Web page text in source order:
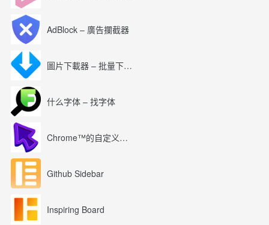
AdBlock – 廣告攔截器
圖片下載器 – 批量下載圖片
什么字体 – 找字体
Chrome™的自定义光标
Github Sidebar
Inspiring Board